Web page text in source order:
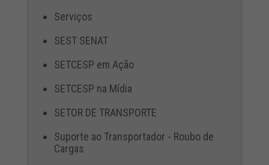
Serviços
SEST SENAT
SETCESP em Ação
SETCESP na Mídia
SETOR DE TRANSPORTE
Suporte ao Transportador - Roubo de
Cargas